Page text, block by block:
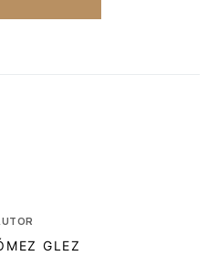
GLEZ